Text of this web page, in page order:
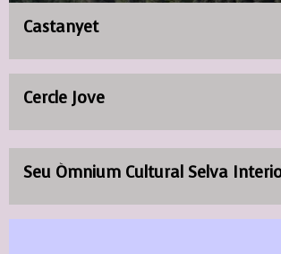
Castanyet
Cercle Jove
Seu Òmnium Cultural Selva